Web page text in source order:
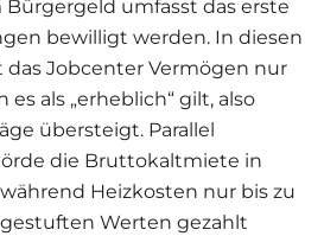
Bürgergeld umfasst das erste
bewilligt werden. In diesen
Jobcenter Vermögen nur
als „erheblich“ gilt, also
übersteigt. Parallel
die Bruttokaltmiete in
Heizkosten nur bis zu
Werten gezahlt